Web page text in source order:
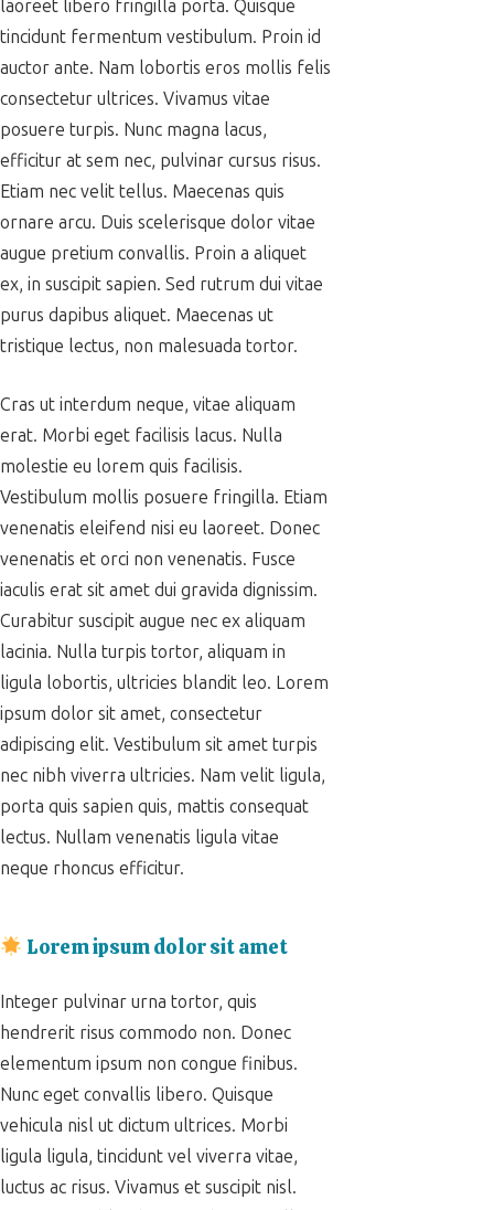
laoreet libero fringilla porta. Quisque
tincidunt fermentum vestibulum. Proin id
auctor ante. Nam lobortis eros mollis felis
consectetur ultrices. Vivamus vitae
posuere turpis. Nunc magna lacus,
efficitur at sem nec, pulvinar cursus risus.
Etiam nec velit tellus. Maecenas quis
ornare arcu. Duis scelerisque dolor vitae
augue pretium convallis. Proin a aliquet
ex, in suscipit sapien. Sed rutrum dui vitae
purus dapibus aliquet. Maecenas ut
tristique lectus, non malesuada tortor.
Cras ut interdum neque, vitae aliquam
erat. Morbi eget facilisis lacus. Nulla
molestie eu lorem quis facilisis.
Vestibulum mollis posuere fringilla. Etiam
venenatis eleifend nisi eu laoreet. Donec
venenatis et orci non venenatis. Fusce
iaculis erat sit amet dui gravida dignissim.
Curabitur suscipit augue nec ex aliquam
lacinia. Nulla turpis tortor, aliquam in
ligula lobortis, ultricies blandit leo. Lorem
ipsum dolor sit amet, consectetur
adipiscing elit. Vestibulum sit amet turpis
nec nibh viverra ultricies. Nam velit ligula,
porta quis sapien quis, mattis consequat
lectus. Nullam venenatis ligula vitae
neque rhoncus efficitur.
Lorem ipsum dolor sit amet
Integer pulvinar urna tortor, quis
hendrerit risus commodo non. Donec
elementum ipsum non congue finibus.
Nunc eget convallis libero. Quisque
vehicula nisl ut dictum ultrices. Morbi
ligula ligula, tincidunt vel viverra vitae,
luctus ac risus. Vivamus et suscipit nisl.